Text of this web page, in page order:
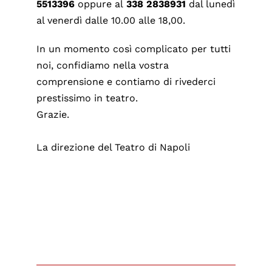
5513396 oppure al 338 2838931 dal lunedì
al venerdì dalle 10.00 alle 18,00.
In un momento così complicato per tutti
noi, confidiamo nella vostra
comprensione e contiamo di rivederci
prestissimo in teatro.
Grazie.
La direzione del Teatro di Napoli